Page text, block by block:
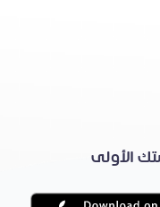
الأولى